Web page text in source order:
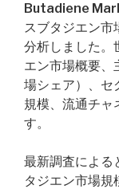
Butadiene
スブタジエン市
分析しました。
エン市場概要、
場シェア）、セ
規模、流通チャ
す。
最新調査による
タジエン市場